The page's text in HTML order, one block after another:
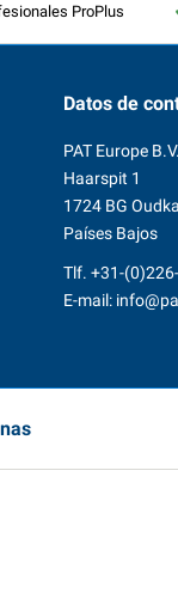
ProPlus
Datos de
PAT Europe B.V.
Haarspit 1
1724 BG
Países Bajos
Tlf. +31-
E-mail: